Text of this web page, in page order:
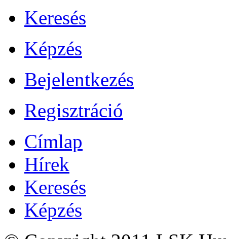
Keresés
Képzés
Bejelentkezés
Regisztráció
Címlap
Hírek
Keresés
Képzés